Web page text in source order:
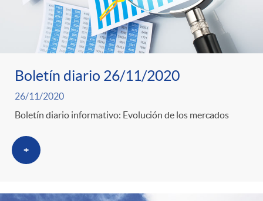
Boletín diario 26/11/2020
26/11/2020
Boletín diario informativo: Evolución de los mercados
+